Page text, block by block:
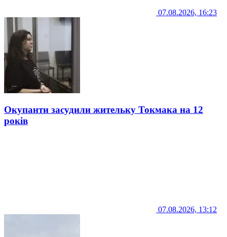
07.08.2026, 16:23
Окупанти засудили жительку Токмака на 12
років
07.08.2026, 13:12